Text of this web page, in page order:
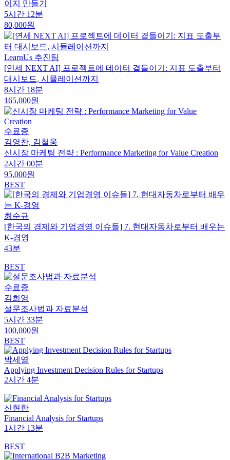
이지 만들기
5시간 12분
80,000원
LearnUs 추진팀
[연세 NEXT AI] 프로젝트에 데이터 곁들이기: 지표 도출부터
대시보드, 시뮬레이션까지
8시간 18분
165,000원
수료증
김영찬, 김철웅
신시장 마케팅 전략 : Performance Marketing for Value Creation
2시간 00분
95,000원
BEST
최순규
[한국의 경제와 기업경영 이슈들] 7. 현대자동차로부터 배우는
K-경영
43분
BEST
수료증
김희영
설문조사법과 자료분석
5시간 33분
100,000원
BEST
박세열
Applying Investment Decision Rules for Startups
2시간 4분
신현한
Financial Analysis for Startups
1시간 13분
BEST